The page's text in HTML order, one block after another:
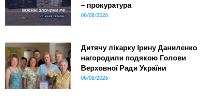
– прокуратура
06/08/2026
Дитячу лікарку Ірину Даниленко
нагородили подякою Голови
Верховної Ради України
06/08/2026